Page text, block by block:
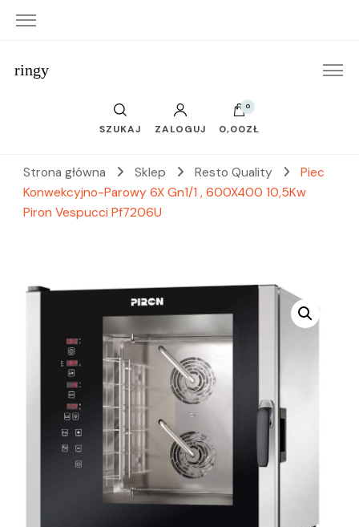
ringy
SZUKAJ ZALOGUJ
0
0,00ZŁ
Strona główna Sklep Resto Quality
Piec
Konwekcyjno-Parowy 6X Gn1/1 , 600X400 10,5Kw
Piron Vespucci Pf7206U